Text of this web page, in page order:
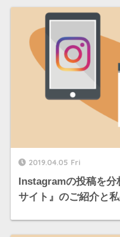
2019.04.05 Fri
Instagramの投稿を
サイト』のご紹介と